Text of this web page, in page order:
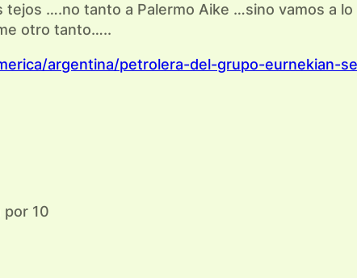
tejos ….no tanto a Palermo Aike …sino vamos a
otro tanto…..
argentina/petrolera-del-grupo-eurnekian-
por 10